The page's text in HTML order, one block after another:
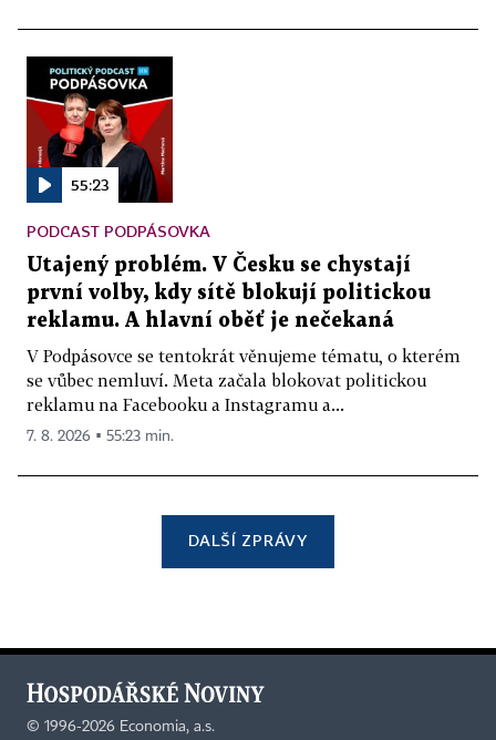
55:23
PODCAST PODPÁSOVKA
Utajený problém. V Česku se chystají
první volby, kdy sítě blokují politickou
reklamu. A hlavní oběť je nečekaná
V Podpásovce se tentokrát věnujeme tématu, o kterém
se vůbec nemluví. Meta začala blokovat politickou
reklamu na Facebooku a Instagramu a...
7. 8. 2026 ▪ 55:23 min.
DALŠÍ ZPRÁVY
© 1996-2026 Economia, a.s.